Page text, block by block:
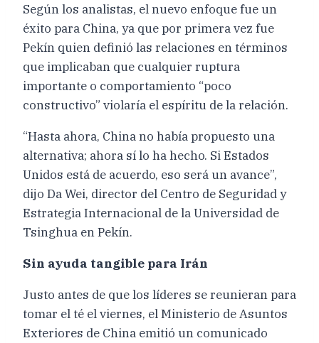
Según los analistas, el nuevo enfoque fue un
éxito para China, ya que por primera vez fue
Pekín quien definió las relaciones en términos
que implicaban que cualquier ruptura
importante o comportamiento “poco
constructivo” violaría el espíritu de la relación.
“Hasta ahora, China no había propuesto una
alternativa; ahora sí lo ha hecho. Si Estados
Unidos está de acuerdo, eso será un avance”,
dijo Da Wei, director del Centro de Seguridad y
Estrategia Internacional de la Universidad de
Tsinghua en Pekín.
Sin ayuda tangible para Irán
Justo antes de que los líderes se reunieran para
tomar el té el viernes, el Ministerio de Asuntos
Exteriores de China emitió un comunicado